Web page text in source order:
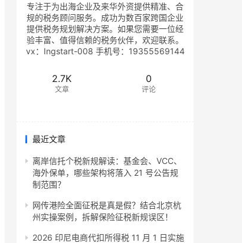
专注于为出海企业及来华外资提供精准、合
规的税务顾问服务。成功为数百家跨国企业
提供税务规划解决方案。如果您需要一位经
验丰富、值得信赖的税务伙伴，欢迎联系。
vx：Ingstart-008 手机号：19355569144
2.7K
文章
0
评论
最近文章
离岸信托个税新规解读：基金会、VCC、
海外保单，哪些架构将落入 21 号公告规
制范围？
网传港险全面征税是真是假？结合北京杭
州实操案例，拆解保险征税新规误区！
2026 印尼电商代扣所得税 11 月 1 日实施